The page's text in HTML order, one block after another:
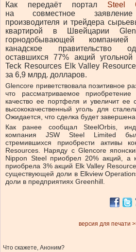
Как передаёт портал Steel
насовместное
производителя и трейдера
квартирой в Швейцарии
горнодобывающей
канадское правительство
оставшихся 77% акций
Teck Resources Elk Valley
за 6,9 млрд. долларов.
Glencore приветствовала позитивное
что рассматриваемое
качество ее портфеля и увеличит ее
высококачественный уголь для
Ожидается, что сделка будет
Как ранее сообщал SteelOrbis,
компания JSW Steel Limited
стремившихся приобрести активы
Resources. Наряду с Glencore
Nippon Steel приобрел 20% акций, а
приобрела 3% акций Elk Valley
существующей доли в Elkview
доли в предприятиях Greenhill.
версия для печати
Что скажете, Аноним?